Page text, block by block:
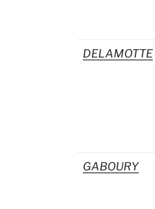
DELAMOTTE
GABOURY